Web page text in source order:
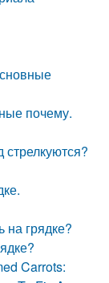
почему.
на грядке?
Carrots: